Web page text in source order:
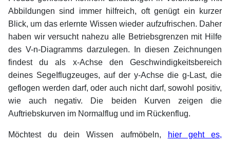
Abbildungen sind immer hilfreich, oft genügt ein kurzer
Blick, um das erlernte Wissen wieder aufzufrischen. Daher
haben wir versucht nahezu alle Betriebsgrenzen mit Hilfe
des V-n-Diagramms darzulegen. In diesen Zeichnungen
findest du als x-Achse den Geschwindigkeitsbereich
deines SegeIflugzeuges, auf der y-Achse die g-Last, die
geflogen werden darf, oder auch nicht darf, sowohl positiv,
wie auch negativ. Die beiden Kurven zeigen die
Auftriebskurven im Normalflug und im Rückenflug.
Möchtest du dein Wissen aufmöbeln,
hier geht es,